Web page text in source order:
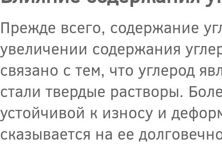
Прежде всего, содержание
увеличении содержания
связано с тем, что углерод
стали твердые растворы.
устойчивой к износу и
сказывается на ее